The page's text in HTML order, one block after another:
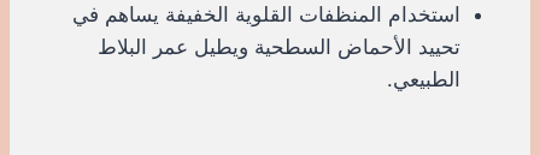
استخدام المنظفات القلوية الخفيفة يساهم في
تحييد الأحماض السطحية ويطيل عمر البلاط
الطبيعي.